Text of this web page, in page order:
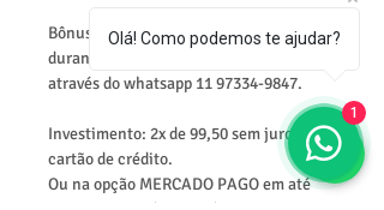
Bônus Extra: Assessoria Nutricional
durante os primeiros 30 dias da compra
através do whatsapp 11 97334-9847.
Investimento: 2x de 99,50 sem juros no
cartão de crédito.
Ou na opção MERCADO PAGO em até
Olá! Como podemos te ajudar?
1